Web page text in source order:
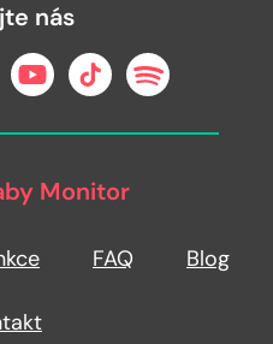
nás
Monitor
FAQ Blog